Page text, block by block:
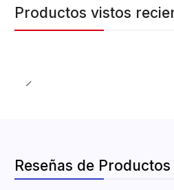
Productos vistos
Reseñas de Productos